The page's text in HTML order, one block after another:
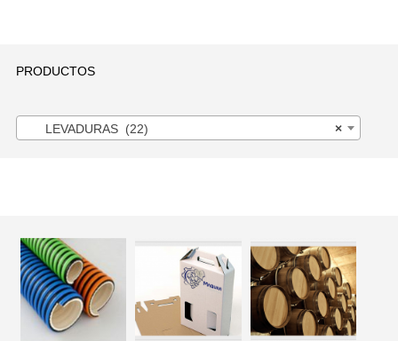
PRODUCTOS
×
LEVADURAS (22)